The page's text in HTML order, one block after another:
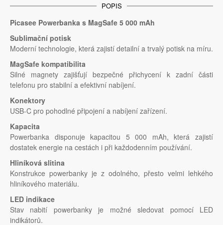
POPIS
Picasee Powerbanka s MagSafe 5 000 mAh
Sublimační potisk
Moderní technologie, která zajistí detailní a trvalý potisk na míru.
MagSafe kompatibilita
Silné magnety zajišťují bezpečné přichycení k zadní části
telefonu pro stabilní a efektivní nabíjení.
Konektory
USB-C pro pohodlné připojení a nabíjení zařízení.
Kapacita
Powerbanka disponuje kapacitou 5 000 mAh, která zajistí
dostatek energie na cestách i při každodenním používání.
Hliníková slitina
Konstrukce powerbanky je z odolného, přesto velmi lehkého
hliníkového materiálu.
LED indikace
Stav nabití powerbanky je možné sledovat pomocí LED
indikátorů.